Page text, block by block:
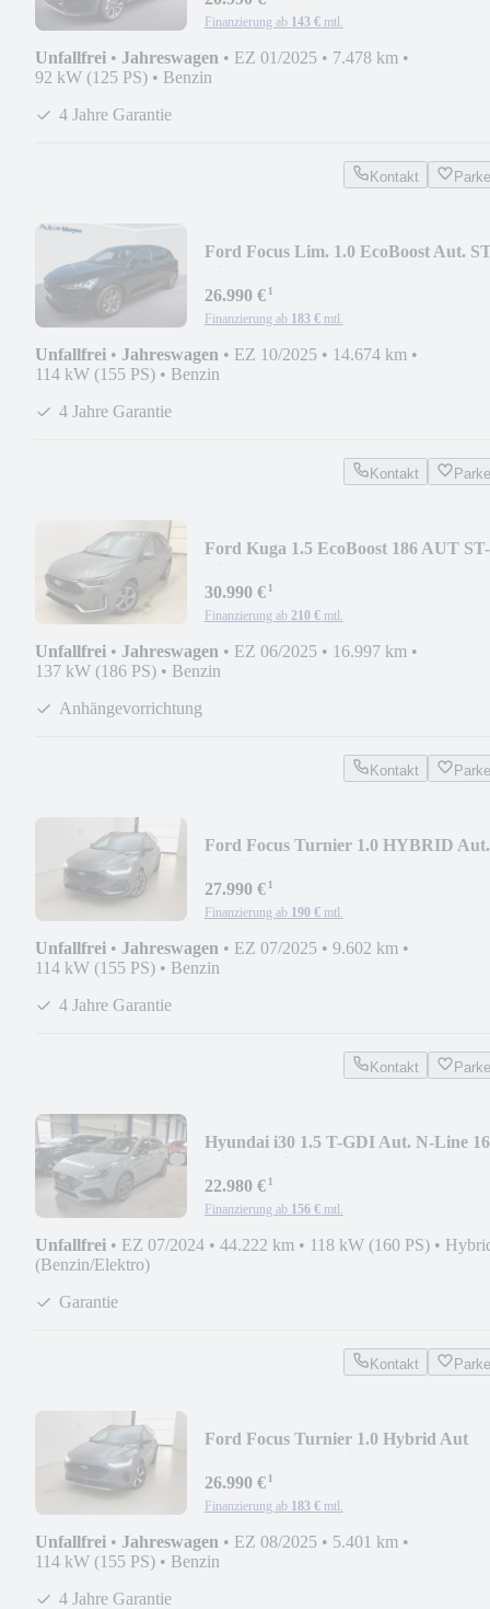
Finanzierung ab 143 € mtl.
Unfallfrei • Jahreswagen • EZ 01/2025 • 7.478 km •
92 kW (125 PS) • Benzin
4 Jahre Garantie
Kontakt
Ford Focus Lim. 1.0 EcoBoost Aut.
26.990 €¹
Finanzierung ab 183 € mtl.
Unfallfrei • Jahreswagen • EZ 10/2025 • 14.674 km •
114 kW (155 PS) • Benzin
4 Jahre Garantie
Kontakt
Ford Kuga 1.5 EcoBoost 186 AUT ST-
30.990 €¹
Finanzierung ab 210 € mtl.
Unfallfrei • Jahreswagen • EZ 06/2025 • 16.997 km •
137 kW (186 PS) • Benzin
Anhängevorrichtung
Kontakt
Ford Focus Turnier 1.0 HYBRID Aut.
27.990 €¹
Finanzierung ab 190 € mtl.
Unfallfrei • Jahreswagen • EZ 07/2025 • 9.602 km •
114 kW (155 PS) • Benzin
4 Jahre Garantie
Kontakt
Hyundai i30 1.5 T-GDI Aut. N-Line
22.980 €¹
Finanzierung ab 156 € mtl.
Unfallfrei • EZ 07/2024 • 44.222 km • 118 kW (160 PS) •
(Benzin/Elektro)
Garantie
Kontakt
Ford Focus Turnier 1.0 Hybrid Aut
26.990 €¹
Finanzierung ab 183 € mtl.
Unfallfrei • Jahreswagen • EZ 08/2025 • 5.401 km •
114 kW (155 PS) • Benzin
4 Jahre Garantie